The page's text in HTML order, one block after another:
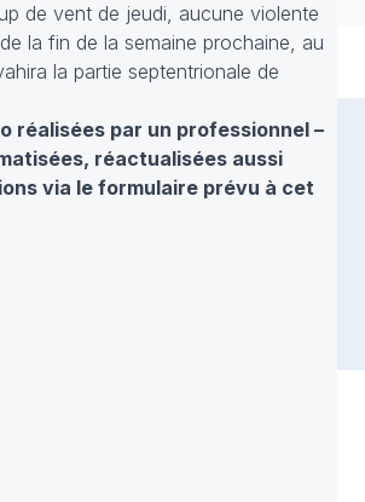
de vent de jeudi, aucune violente
la fin de la semaine prochaine, au
la partie septentrionale de
réalisées par un professionnel –
réactualisées aussi
via le formulaire prévu à cet